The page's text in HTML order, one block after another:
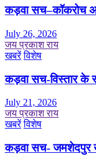
कड़वा सच–कॉकरोच
July 26, 2026
जय प्रकाश राय
खबरें विशेष
कड़वा सच-विस्तार के
July 21, 2026
जय प्रकाश राय
खबरें विशेष
कड़वा सच- जमशेदपुर